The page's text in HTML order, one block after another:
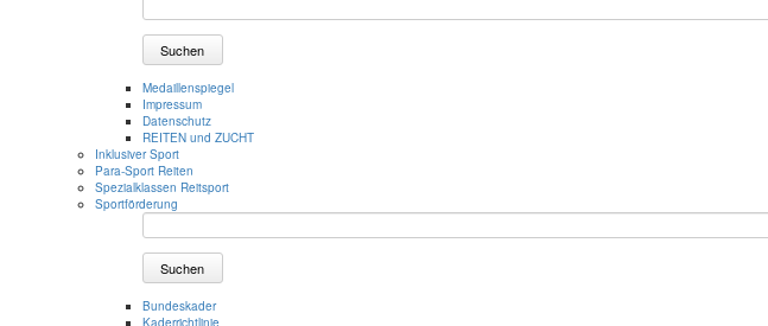
Suchen
Medaillenspiegel
Impressum
Datenschutz
REITEN und ZUCHT
Inklusiver Sport
Para-Sport Reiten
Spezialklassen Reitsport
Sportförderung
Suchen
Bundeskader
Kaderrichtlinie